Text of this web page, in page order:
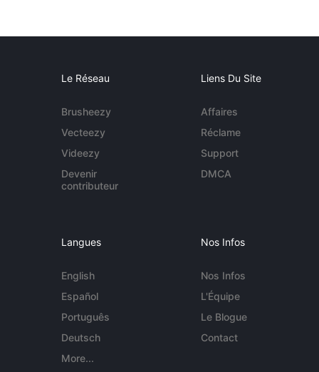
Le Réseau
Brusheezy
Vecteezy
Videezy
Devenir
contributeur
Liens Du Site
Affaires
Réclame
Support
DMCA
Langues
English
Español
Português
Deutsch
More...
Nos Infos
Nos Infos
L'Équipe
Le Blogue
Contact